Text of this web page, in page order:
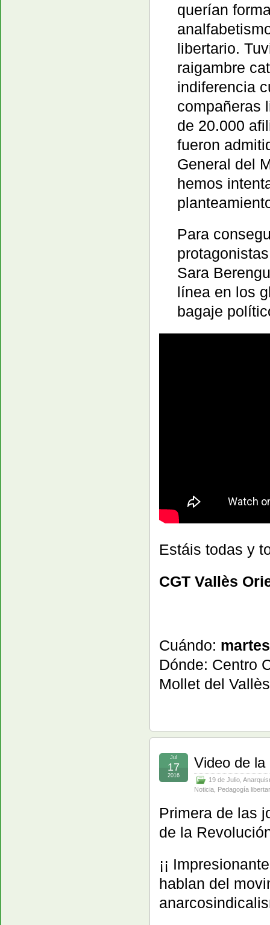
querían
libertario.
raigambre
indiferencia
compañeras
de 20.000
fueron
General del
hemos
Para
Sara
línea en los
bagaje
Estáis todas y
CGT Vallès
Cuándo:
Dónde: Centro
Mollet del Vallès
Video de la
19 de Julio
Noticia Pedagogía
Jul
17
2016
Primera de las
de la
¡¡
hablan del